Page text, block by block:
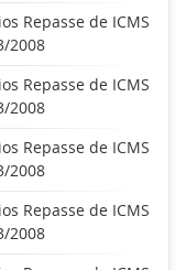
Repasse de ICMS
2008
Repasse de ICMS
2008
Repasse de ICMS
2008
Repasse de ICMS
2008